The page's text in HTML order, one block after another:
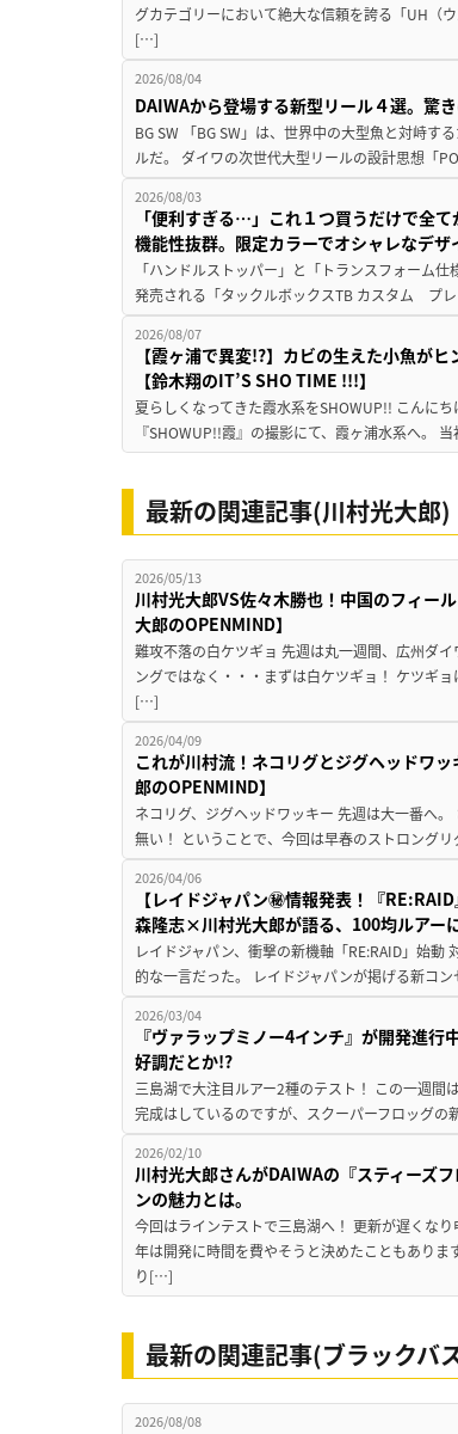
グカテゴリーにおいて絶大な信頼を誇る「UH（
[…]
2026/08/04
DAIWAから登場する新型リール４選。驚
BG SW 「BG SW」は、世界中の大型魚と対峙す
ルだ。 ダイワの次世代大型リールの設計思想「
2026/08/03
「便利すぎる…」これ１つ買うだけで全
機能性抜群。限定カラーでオシャレなデザ
「ハンドルストッパー」と「トランスフォーム
発売される「タックルボックスTB カスタム プ
2026/08/07
【霞ヶ浦で異変!?】カビの生えた小魚が
【鈴木翔のIT’S SHO TIME !!!】
夏らしくなってきた霞水系をSHOWUP!! こんに
『SHOWUP!!霞』の撮影にて、霞ヶ浦水系へ。
最新の関連記事(川村光大郎)
2026/05/13
川村光大郎VS佐々木勝也！中国のフィー
大郎のOPENMIND】
難攻不落の白ケツギョ 先週は丸一週間、広州ダ
ングではなく・・・まずは白ケツギョ！ ケツギ
[…]
2026/04/09
これが川村流！ネコリグとジグヘッドワ
郎のOPENMIND】
ネコリグ、ジグヘッドワッキー 先週は大一番へ
無い！ ということで、今回は早春のストロング
2026/04/06
【レイドジャパン㊙情報発表！『
森隆志×川村光大郎が語る、100均ルアー
レイドジャパン、衝撃の新機軸「RE:RAID」始
的な一言だった。 レイドジャパンが掲げる新コ
2026/03/04
『ヴァラップミノー4インチ』が開発進
好調だとか!?
三島湖で大注目ルアー2種のテスト！ この一週間
完成はしているのですが、スクーパーフロッグ
2026/02/10
川村光大郎さんがDAIWAの『スティーズ
ンの魅力とは。
今回はラインテストで三島湖へ！ 更新が遅くな
年は開発に時間を費やそうと決めたこともあり
り[…]
最新の関連記事(ブラックバ
2026/08/08